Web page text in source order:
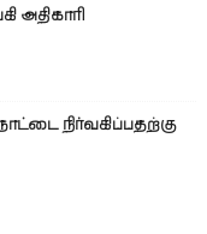
அதிகாரி
நிர்வகிப்பதற்கு